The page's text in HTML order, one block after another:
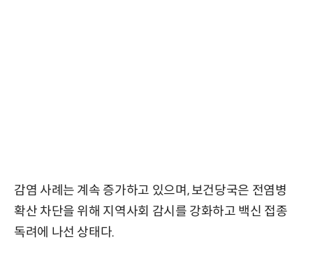
감염 사례는 계속 증가하고 있으며, 보건당국은 전염병
확산 차단을 위해 지역사회 감시를 강화하고 백신 접종
독려에 나선 상태다.